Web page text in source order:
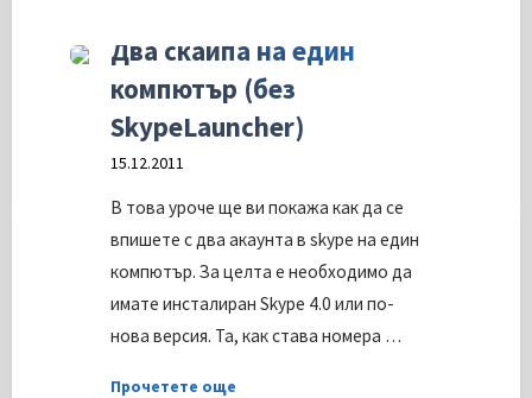
игри
в
стереоскопичен
3D
режим"
Два скайпа на един
компютър (без
SkypeLauncher)
15.12.2011
В това уроче ще ви покажа как да се
впишете с два акаунта в skype на един
компютър. За целта е необходимо да
имате инсталиран Skype 4.0 или по-
нова версия. Та, как става номера …
Прочетете още